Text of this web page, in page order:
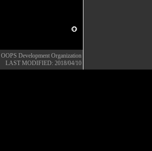
OOPS Development Organization
LAST MODIFIED: 2018/04/10